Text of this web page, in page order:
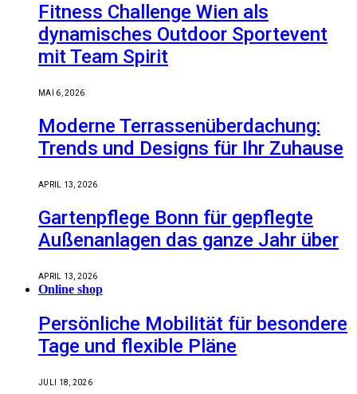
Fitness Challenge Wien als
dynamisches Outdoor Sportevent
mit Team Spirit
MAI 6, 2026
Moderne Terrassenüberdachung:
Trends und Designs für Ihr Zuhause
APRIL 13, 2026
Gartenpflege Bonn für gepflegte
Außenanlagen das ganze Jahr über
APRIL 13, 2026
Online shop
Persönliche Mobilität für besondere
Tage und flexible Pläne
JULI 18, 2026